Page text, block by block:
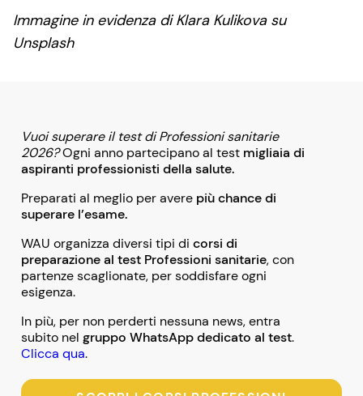
Immagine in evidenza di Klara Kulikova su
Unsplash
Vuoi superare il test di Professioni sanitarie
2026?Ogni anno partecipano al test migliaia di
aspiranti professionisti della salute.
Preparati al meglio per avere più chance di
superare l’esame.
WAU organizza diversi tipi di corsi di
preparazione al test Professioni sanitarie, con
partenze scaglionate, per soddisfare ogni
esigenza.
In più, per non perderti nessuna news, entra
subito nel gruppo WhatsApp dedicato al test.
Clicca qua.